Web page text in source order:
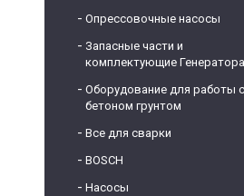
Опрессовочные насосы
Запасные части и
комплектующие Генератора
Оборудование для работы с
бетоном грунтом
Все для сварки
BOSCH
Насосы